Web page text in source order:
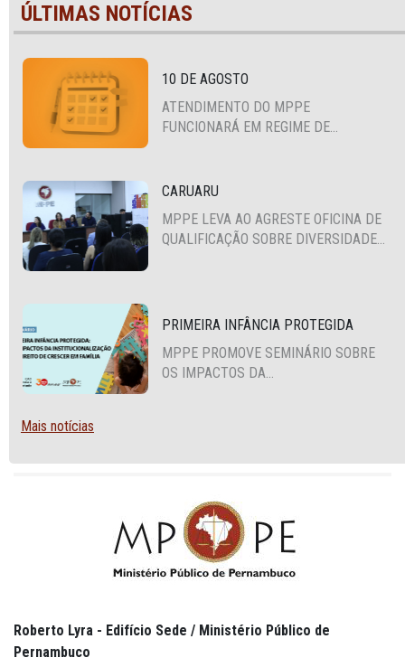
ÚLTIMAS NOTÍCIAS
10 DE AGOSTO
ATENDIMENTO DO MPPE
FUNCIONARÁ EM REGIME DE
CARUARU
MPPE LEVA AO AGRESTE OFICINA DE
QUALIFICAÇÃO SOBRE DIVERSIDADE
PRIMEIRA INFÂNCIA PROTEGIDA
MPPE PROMOVE SEMINÁRIO SOBRE
OS IMPACTOS DA
Mais notícias
Roberto Lyra - Edifício Sede / Ministério Público de
Pernambuco